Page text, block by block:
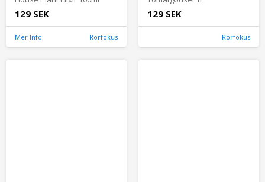
129 SEK
Mer Info Rörfokus
129 SEK
Rörfokus